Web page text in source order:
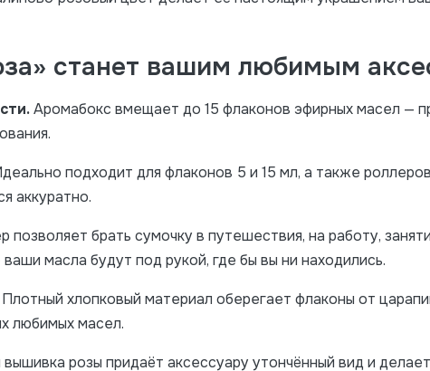
станет вашим любимым
Аромабокс вмещает до 15 флаконов эфирных масел —
подходит для флаконов 5 и 15 мл, а также
аккуратно.
позволяет брать сумочку в путешествия, на работу,
масла будут под рукой, где бы вы ни находились.
Плотный хлопковый материал оберегает флаконы от
любимых масел.
розы придаёт аксессуару утончённый вид и